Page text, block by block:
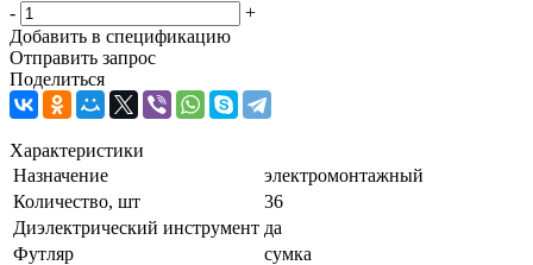
-
+
Добавить в спецификацию
Отправить запрос
Поделиться
Характеристики
Назначение
электромонтажный
Количество, шт
36
Диэлектрический инструмент да
Футляр
сумка